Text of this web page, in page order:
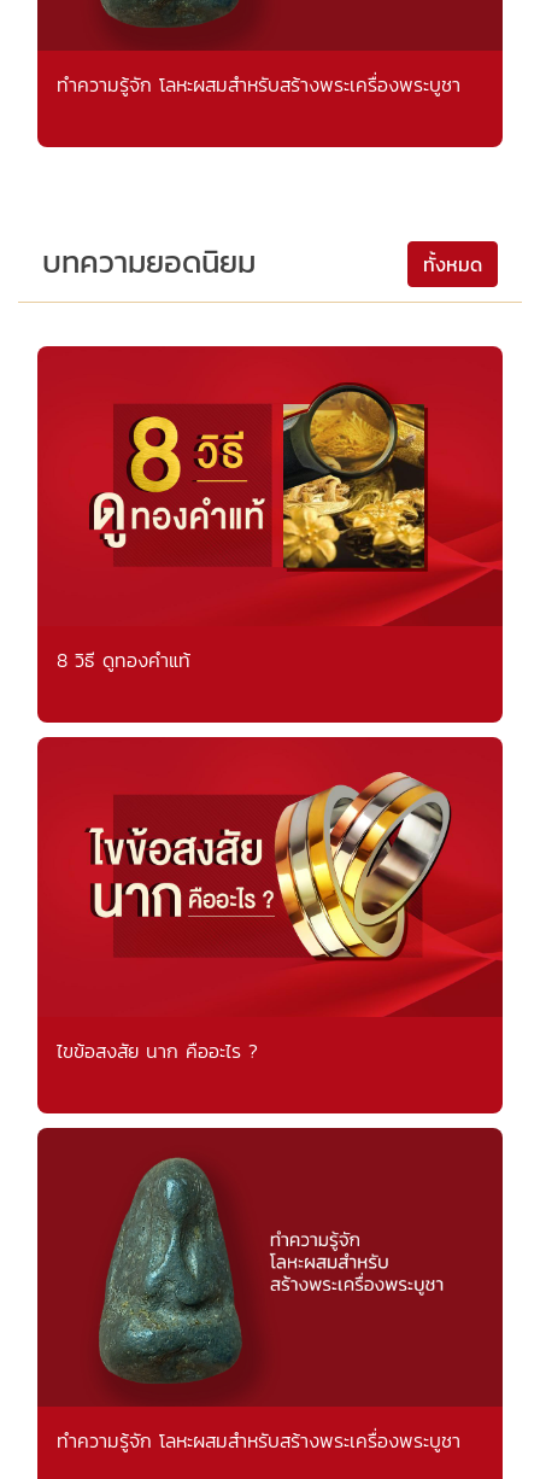
ทำความรู้จัก โลหะผสมสำหรับสร้างพระเครื่องพระบูชา
บทความยอดนิยม ทั้งหมด
8 วิธี ดูทองคำแท้
ไขข้อสงสัย นาก คืออะไร ?
ทำความรู้จัก โลหะผสมสำหรับสร้างพระเครื่องพระบูชา